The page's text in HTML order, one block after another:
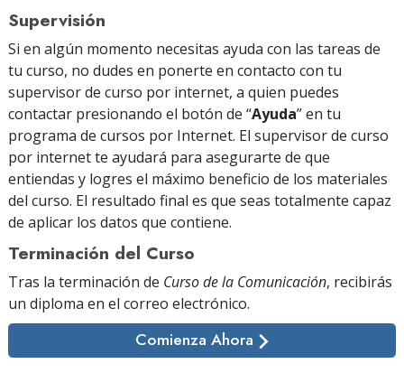
Supervisión
Si en algún momento necesitas ayuda con las tareas de
tu curso, no dudes en ponerte en contacto con tu
supervisor de curso por internet, a quien puedes
contactar presionando el botón de “Ayuda” en tu
programa de cursos por Internet. El supervisor de curso
por internet te ayudará para asegurarte de que
entiendas y logres el máximo beneficio de los materiales
del curso. El resultado final es que seas totalmente capaz
de aplicar los datos que contiene.
Terminación del Curso
Tras la terminación de Curso de la Comunicación, recibirás
un diploma en el correo electrónico.
Comienza Ahora